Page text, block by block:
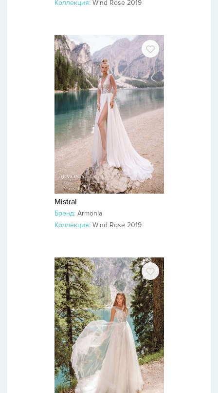
Коллекция: Wind Rose 2019
Mistral
Бренд: Armonia
Коллекция: Wind Rose 2019